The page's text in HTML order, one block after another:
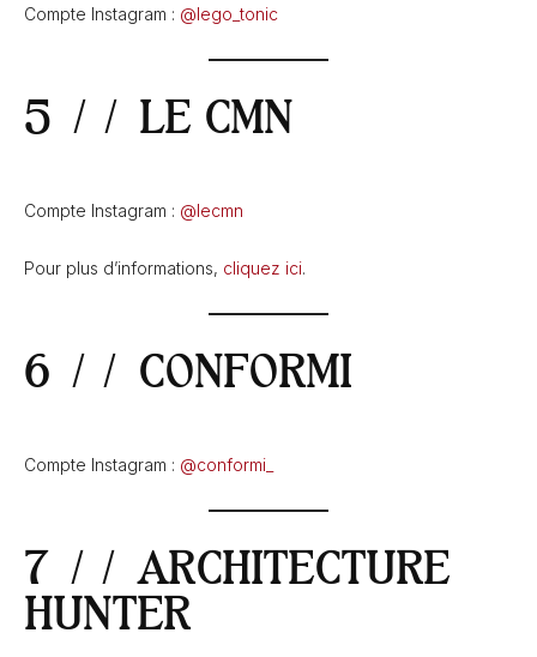
Compte Instagram : @lego_tonic
5 // LE CMN
Compte Instagram : @lecmn
Pour plus d’informations, cliquez ici.
6 // CONFORMI
Compte Instagram : @conformi_
7 // ARCHITECTURE
HUNTER